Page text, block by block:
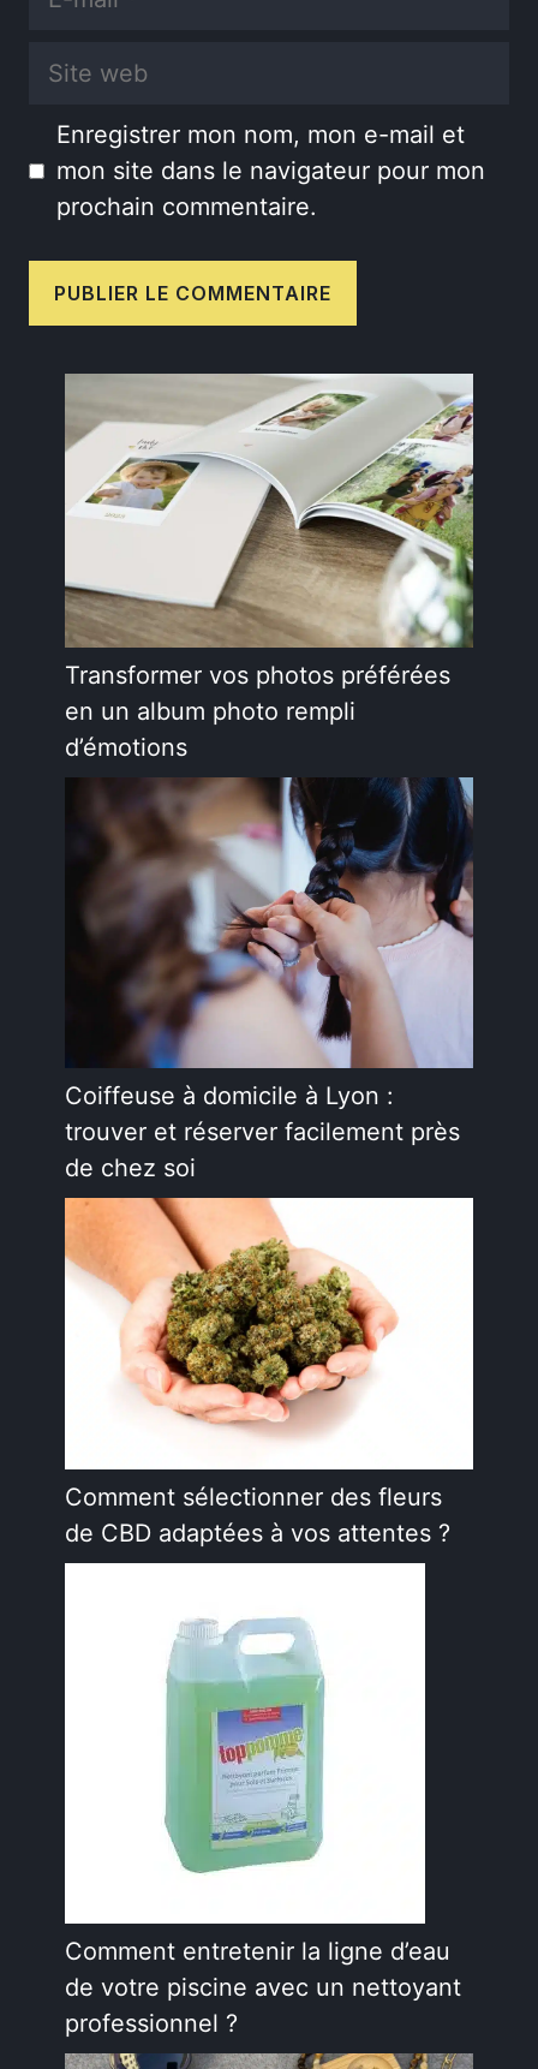
Site
Enregistrer mon nom, mon e-mail et
mon site dans le navigateur pour mon
prochain commentaire.
Transformer vos photos préférées
en un album photo rempli
d’émotions
Coiffeuse à domicile à Lyon :
trouver et réserver facilement près
de chez soi
Comment sélectionner des fleurs
de CBD adaptées à vos attentes ?
Comment entretenir la ligne d’eau
de votre piscine avec un nettoyant
professionnel ?